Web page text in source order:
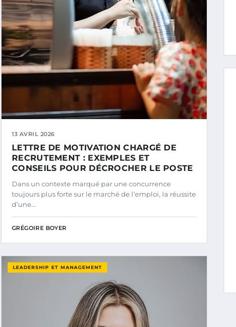
13 AVRIL 2026
LETTRE DE MOTIVATION CHARGÉ DE
RECRUTEMENT : EXEMPLES ET
CONSEILS POUR DÉCROCHER LE POSTE
Dans un contexte marqué par une concurrence
toujours plus forte sur le marché de l’emploi, la réussite
d’une…
GRÉGOIRE BOYER
LEADERSHIP ET MANAGEMENT